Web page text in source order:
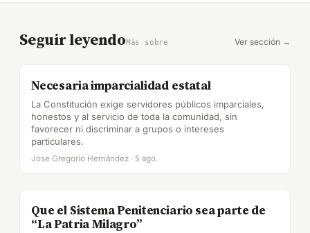
Seguir leyendoMás sobre Ver sección →
Necesaria imparcialidad estatal
La Constitución exige servidores públicos imparciales,
honestos y al servicio de toda la comunidad, sin
favorecer ni discriminar a grupos o intereses
particulares.
Jose Gregorio Hernández · 5 ago.
Que el Sistema Penitenciario sea parte de
“La Patria Milagro”